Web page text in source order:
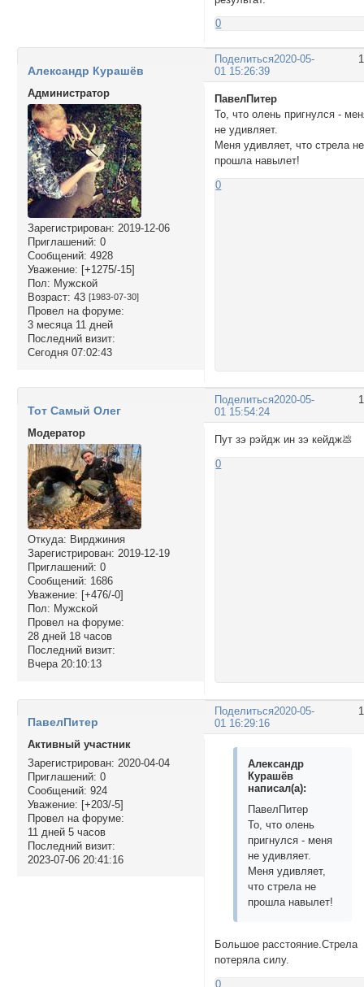
0
Поделиться2020-05-
01 15:26:39
Александр Курашёв
Администратор
Зарегистрирован: 2019-12-06
Приглашений: 0
Сообщений: 4928
Уважение: [+1275/-15]
Пол: Мужской
Возраст: 43 [1983-07-30]
Провел на форуме:
3 месяца 11 дней
Последний визит:
Сегодня 07:02:43
ПавелПитер
То, что олень пригнулся -
не удивляет.
Меня удивляет, что стрела не
прошла навылет!
0
Поделиться2020-05-
01 15:54:24
Тот Самый Олег
Модератор
Откуда: Вирджиния
Зарегистрирован: 2019-12-19
Приглашений: 0
Сообщений: 1686
Уважение: [+476/-0]
Пол: Мужской
Провел на форуме:
28 дней 18 часов
Последний визит:
Вчера 20:10:13
Пут зэ рэйдж ин зэ кейдж💩
0
Поделиться2020-05-
01 16:29:16
ПавелПитер
Активный участник
Зарегистрирован: 2020-04-04
Приглашений: 0
Сообщений: 924
Уважение: [+203/-5]
Провел на форуме:
11 дней 5 часов
Последний визит:
2023-07-06 20:41:16
Александр
Курашёв
написал(а):
ПавелПитер
То, что олень
пригнулся - меня
не удивляет.
Меня удивляет,
что стрела не
прошла навылет!
Большое расстояние.Стрела
потеряла силу.
0